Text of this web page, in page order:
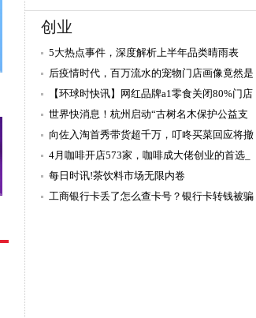
创业
5大热点事件，深度解析上半年品类晴雨表
后疫情时代，百万流水的宠物门店画像竟然是
【环球时快讯】网红品牌a1零食关闭80%门店
世界快消息！杭州启动“古树名木保护公益支
向佐入淘首秀带货超千万，叮咚买菜回应将撤
4月咖啡开店573家，咖啡成大佬创业的首选_
每日时讯!茶饮料市场无限内卷
工商银行卡丢了怎么查卡号？银行卡转钱被骗